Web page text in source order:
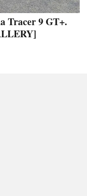
Tracer 9 GT+.